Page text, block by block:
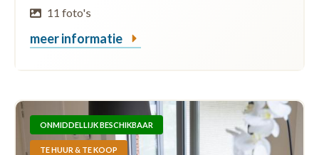
11 foto's
meer informatie
ONMIDDELLIJK BESCHIKBAAR
TE HUUR & TE KOOP